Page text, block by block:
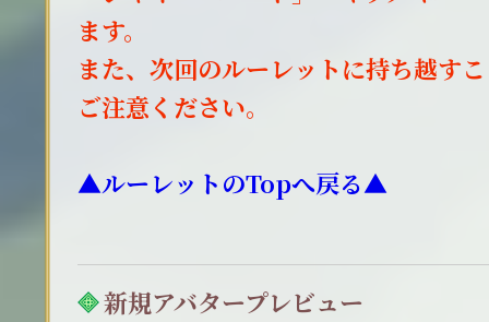
ます。
また、次回のルーレットに持ち越す
ご注意ください。
▲ルーレットのTopへ戻る▲
新規アバタープレビュー